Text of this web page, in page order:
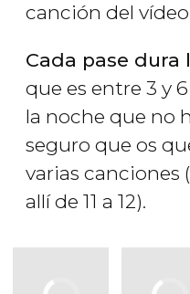
canción del
Cada pase
que es entre 3 y
la noche que no
seguro que os
varias canciones
allí de 11 a 12).